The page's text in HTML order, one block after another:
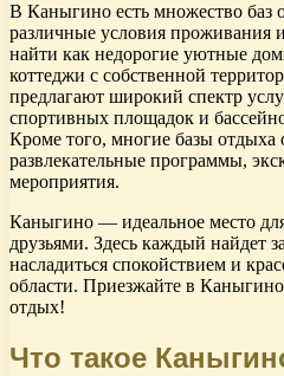
В Каныгино есть множество баз
различные условия проживания
найти как недорогие уютные
коттеджи с собственной
предлагают широкий спектр
спортивных площадок и
Кроме того, многие базы отдыха
развлекательные программы,
мероприятия.
Каныгино — идеальное место
друзьями. Здесь каждый найдет
насладиться спокойствием и
области. Приезжайте в
отдых!
Что такое